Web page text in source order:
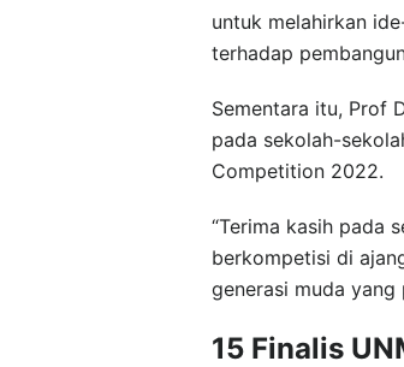
untuk melahirkan
terhadap
Sementara itu, Prof
pada sekolah-
Competition 2022.
“Terima kasih pada
berkompetisi di
generasi muda yang
15 Finalis